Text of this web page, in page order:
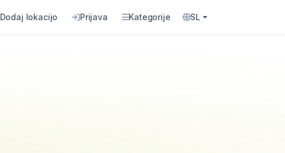
Dodaj lokacijo Prijava Kategorije SL